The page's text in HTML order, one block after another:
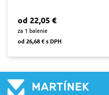
od 22,05 €
za 1 balenie
od 26,68 € s DPH